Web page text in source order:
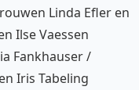
Linda Efler en
Ilse Vaessen
Fankhauser /
Iris Tabeling